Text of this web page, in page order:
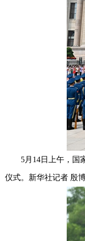
5月14日上午，国家
仪式。新华社记者 殷